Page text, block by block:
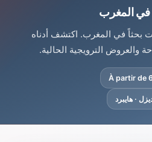
السيارات بحثاً في المغرب. اكتشف أدناه
الترويجية الحالية.
À partir de
· هايبرد